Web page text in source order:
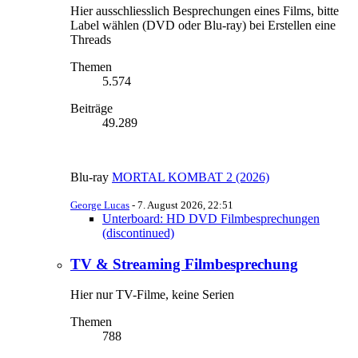
Hier ausschliesslich Besprechungen eines Films, bitte
Label wählen (DVD oder Blu-ray) bei Erstellen eine
Threads
Themen
5.574
Beiträge
49.289
Blu-ray MORTAL KOMBAT 2 (2026)
George Lucas - 7. August 2026, 22:51
Unterboard: HD DVD Filmbesprechungen
(discontinued)
TV & Streaming Filmbesprechung
Hier nur TV-Filme, keine Serien
Themen
788